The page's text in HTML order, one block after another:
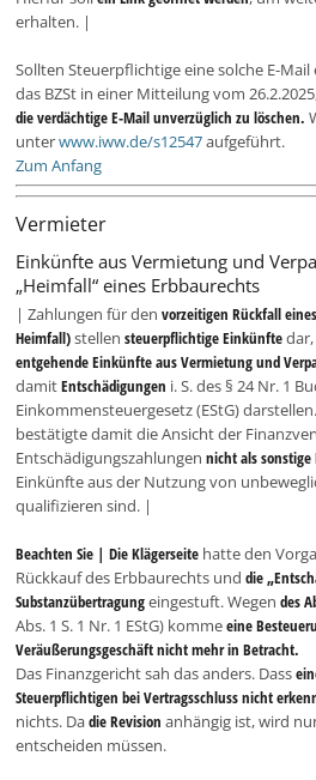
erhalten. |
Sollten Steuerpflichtige eine solche E-
das BZSt in einer Mitteilung vom
die verdächtige E-Mail unverzüglich zu löschen.
unterwww.iww.de/s12547aufgeführt.
Zum Anfang
Vermieter
Einkünfte aus Vermietung und
„Heimfall“ eines Erbbaurechts
| Zahlungen für den vorzeitigen Rückfall
Heimfall)stellensteuerpflichtige Einkünfte
entgehende Einkünfte aus Vermietung und
damitEntschädigungen i. S. des § 24 Nr. 1
Einkommensteuergesetz (EStG)
bestätigte damit die Ansicht der
Entschädigungszahlungen nicht als
Einkünfte aus der Nutzung von
qualifizieren sind. |
Beachten Sie |Die Klägerseite hatte den
Rückkauf des Erbbaurechts unddie
Substanzübertragungeingestuft. Wegendes
Abs. 1 S. 1 Nr. 1 EStG) kommeeine
Veräußerungsgeschäft nicht mehr in Betracht.
Das Finanzgericht sah das anders. Dass
Steuerpflichtigen bei Vertragsschluss nicht
nichts. Dadie Revision anhängig ist, wird
entscheiden müssen.